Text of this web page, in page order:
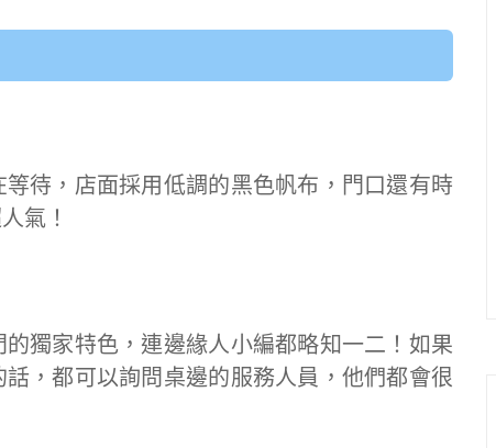
待，店面採用低調的黑色帆布，門口還有時
氣！
獨家特色，連邊緣人小編都略知一二！如果
，都可以詢問桌邊的服務人員，他們都會很